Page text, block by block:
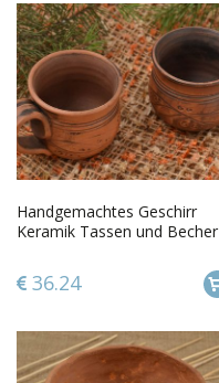
Handgemachtes Geschirr
Keramik Tassen und Becher
Stk36.24